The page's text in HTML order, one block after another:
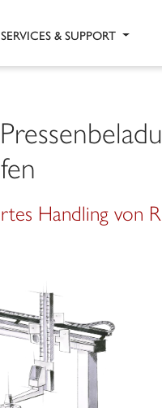
SERVICES & SUPPORT
Handling von